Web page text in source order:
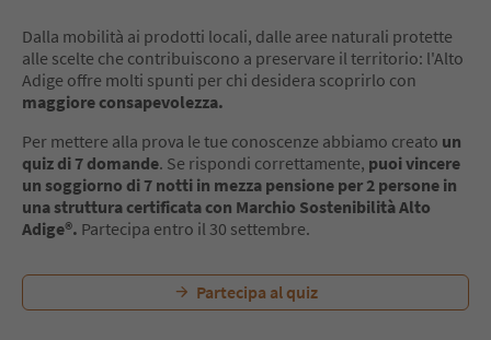
Dalla mobilità ai prodotti locali, dalle aree naturali protette
alle scelte che contribuiscono a preservare il territorio: l'Alto
Adige offre molti spunti per chi desidera scoprirlo con
maggiore consapevolezza.
Per mettere alla prova le tue conoscenze abbiamo creato un
quiz di 7 domande. Se rispondi correttamente, puoi vincere
un soggiorno di 7 notti in mezza pensione per 2 persone in
una struttura certificata con Marchio Sostenibilità Alto
Adige®. Partecipa entro il 30 settembre.
Partecipa al quiz